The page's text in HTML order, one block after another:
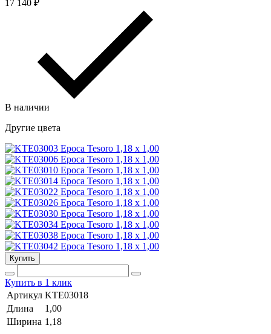
17 140 ₽
В наличии
Другие цвета
Купить
Купить в 1 клик
Артикул KTE03018
Длина
1,00
Ширина 1,18